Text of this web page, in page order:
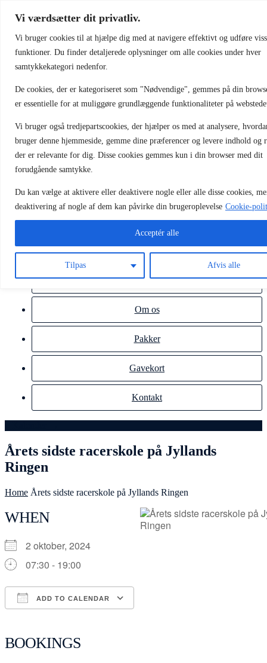
Vi værdsætter dit privatliv.
Vi bruger cookies til at hjælpe dig med at navigere effektivt og udføre
funktioner. Du finder detaljerede oplysninger om alle cookies under hver
samtykkekategori nedenfor.
De cookies, der er kategoriseret som "Nødvendige", gemmes på din
er essentielle for at muliggøre grundlæggende funktionaliteter på
Vi bruger også tredjepartscookies, der hjælper os med at analysere,
bruger denne hjemmeside, gemme dine præferencer og levere indhold og
der er relevante for dig. Disse cookies gemmes kun i din browser med dit
forudgående samtykke.
Du kan vælge at aktivere eller deaktivere nogle eller alle disse cookies,
deaktivering af nogle af dem kan påvirke din brugeroplevelse Cookie-
Tilpas Afvis alle
Acceptér alle
Contact Information
31 41 10 46 & 20 21 99 96
info@racerskoler.dk
Forside
Info
Kalender
Om os
Pakker
Kontakt
© 2023 - Racerskoler.dk - CVR.: 29857687
Forside
Info
Om os
Pakker
Gavekort
Kontakt
Årets sidste racerskole på Jyllands
Ringen
Home Årets sidste racerskole på Jyllands Ringen
WHEN
2 oktober, 2024
07:30 - 19:00
ADD TO CALENDAR
BOOKINGS